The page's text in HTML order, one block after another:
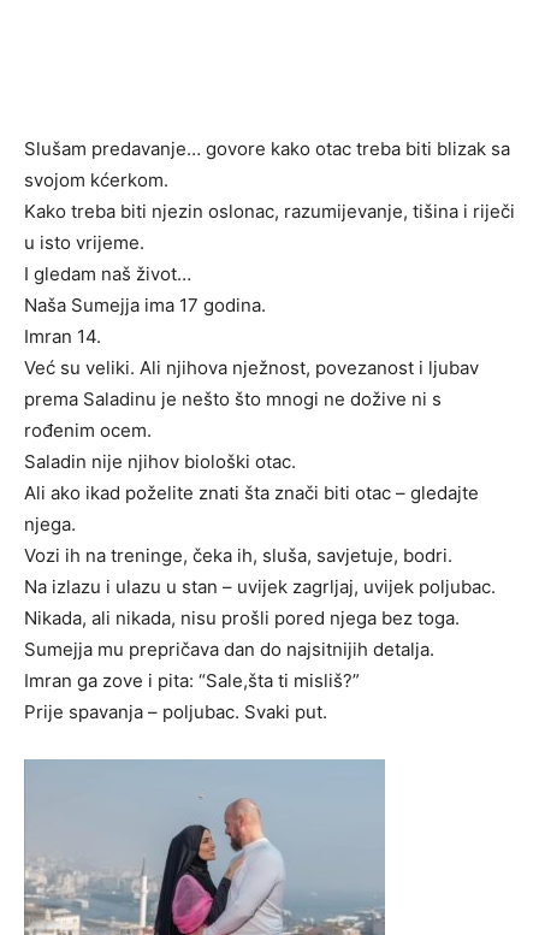
Slušam predavanje… govore kako otac treba biti blizak sa
svojom kćerkom.
Kako treba biti njezin oslonac, razumijevanje, tišina i riječi
u isto vrijeme.
I gledam naš život…
Naša Sumejja ima 17 godina.
Imran 14.
Već su veliki. Ali njihova nježnost, povezanost i ljubav
prema Saladinu je nešto što mnogi ne dožive ni s
rođenim ocem.
Saladin nije njihov biološki otac.
Ali ako ikad poželite znati šta znači biti otac – gledajte
njega.
Vozi ih na treninge, čeka ih, sluša, savjetuje, bodri.
Na izlazu i ulazu u stan – uvijek zagrljaj, uvijek poljubac.
Nikada, ali nikada, nisu prošli pored njega bez toga.
Sumejja mu prepričava dan do najsitnijih detalja.
Imran ga zove i pita: “Sale,šta ti misliš?”
Prije spavanja – poljubac. Svaki put.